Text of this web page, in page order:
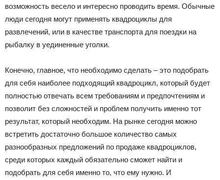
возможность весело и интересно проводить время. Обычные
люди сегодня могут применять квадроциклы для
развлечений, или в качестве транспорта для поездки на
рыбалку в уединенные уголки.
Конечно, главное, что необходимо сделать – это подобрать
для себя наиболее подходящий квадроцикл, который будет
полностью отвечать всем требованиям и предпочтениям и
позволит без сложностей и проблем получить именно тот
результат, который необходим. На рынке сегодня можно
встретить достаточно большое количество самых
разнообразных предложений по продаже квадроциклов,
среди которых каждый обязательно сможет найти и
подобрать для себя именно то, что ему нужно. И